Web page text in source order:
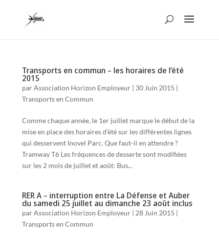
Transports en commun – les horaires de l’été
2015
parAssociation Horizon Employeur| 30 Juin 2015 |
Transports en Commun
Comme chaque année, le 1er juillet marque le début de la
mise en place des horaires d’été sur les différentes lignes
qui desservent Inovel Parc. Que faut-il en attendre ?
Tramway T6 Les fréquences de desserte sont modifiées
sur les 2 mois de juillet et août: Bus...
RER A – interruption entre La Défense et Auber
du samedi 25 juillet au dimanche 23 août inclus
parAssociation Horizon Employeur| 28 Juin 2015 |
Transports en Commun